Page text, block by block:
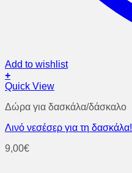
Add to wishlist
+
Quick View
Δώρα για δασκάλα/δάσκαλο
Λινό νεσέσερ για τη δασκάλα!
9,00€